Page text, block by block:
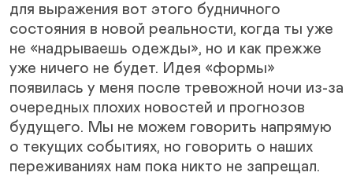
для выражения вот этого будничного
состояния в новой реальности, когда ты уже
не «надрываешь одежды», но и как прежже
уже ничего не будет. Идея «формы»
появилась у меня после тревожной ночи из-за
очередных плохих новостей и прогнозов
будущего. Мы не можем говорить напрямую
о текущих событиях, но говорить о наших
переживаниях нам пока никто не запрещал.